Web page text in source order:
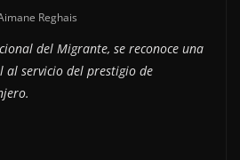
Reghais
del Migrante, se reconoce una
al servicio del prestigio de